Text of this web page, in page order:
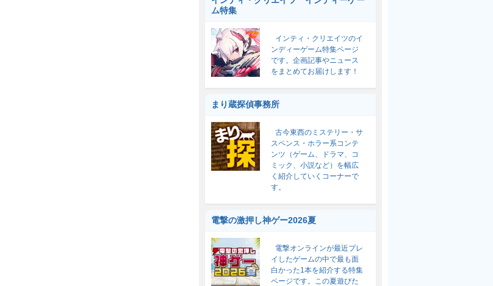
ム特集
インティ・クリエイツのイ
ンディーゲーム特集ページ
です。企画記事やニュース
をまとめてお届けします！
まり蔵探偵事務所
古今東西のミステリー・サ
スペンス・ホラー系コンテ
ンツ（ゲーム、ドラマ、コ
ミック、小説など）を幅広
く紹介していくコーナーで
す。
電撃の激押し神ゲー2026夏
電撃オンラインが最近プレ
イしたゲームの中で最も面
白かった1本を紹介する特集
ページです。この夏遊びた